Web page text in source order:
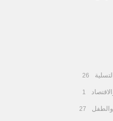
26
1
والطفل 27